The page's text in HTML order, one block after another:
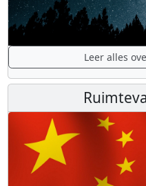
Leer alles